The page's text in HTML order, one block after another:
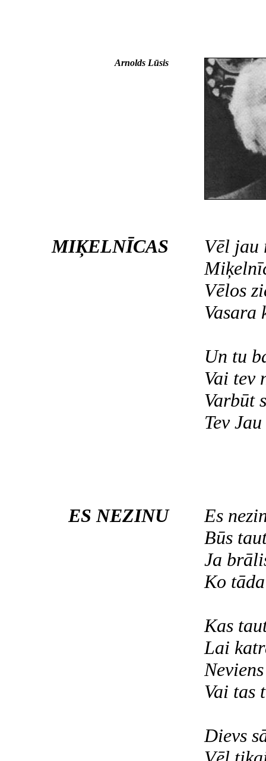
Arnolds Lūsis
MIĶELNĪCAS
Vēl jau
Vēlos
Vasara
Un tu
Vai tev
Varbūt
Tev
ES NEZINU
Es
Būs
Ja
Ko
Kas
Lai
Vai tas
Dievs